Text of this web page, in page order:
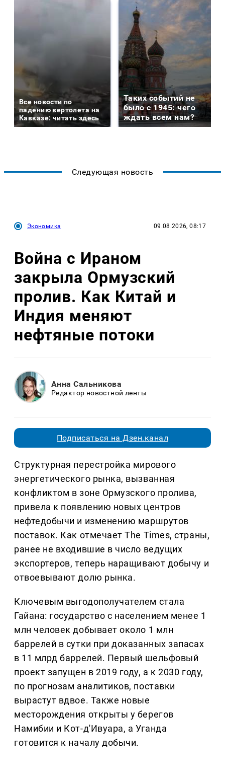
Все новости по
падению вертолета на
Кавказе: читать здесь
Таких событий не
было с 1945: чего
ждать всем нам?
Следующая новость
Экономика 09.08.2026, 08:17
Война с Ираном
закрыла Ормузский
пролив. Как Китай и
Индия меняют
нефтяные потоки
Анна Сальникова
Редактор новостной ленты
Подписаться на Дзен.канал
Структурная перестройка мирового
энергетического рынка, вызванная
конфликтом в зоне Ормузского пролива,
привела к появлению новых центров
нефтедобычи и изменению маршрутов
поставок. Как отмечает The Times, страны,
ранее не входившие в число ведущих
экспортеров, теперь наращивают добычу и
отвоевывают долю рынка.
Ключевым выгодополучателем стала
Гайана: государство с населением менее 1
млн человек добывает около 1 млн
баррелей в сутки при доказанных запасах
в 11 млрд баррелей. Первый шельфовый
проект запущен в 2019 году, а к 2030 году,
по прогнозам аналитиков, поставки
вырастут вдвое. Также новые
месторождения открыты у берегов
Намибии и Кот-д'Ивуара, а Уганда
готовится к началу добычи.